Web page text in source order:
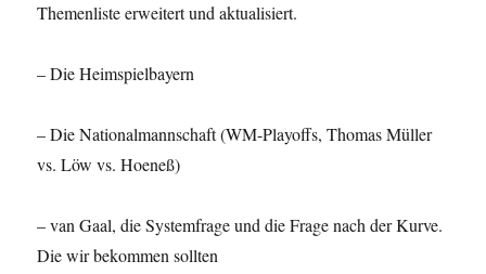
Themenliste erweitert und aktualisiert.
– Die Heimspielbayern
– Die Nationalmannschaft (WM-Playoffs, Thomas Müller
vs. Löw vs. Hoeneß)
– van Gaal, die Systemfrage und die Frage nach der Kurve.
Die wir bekommen sollten